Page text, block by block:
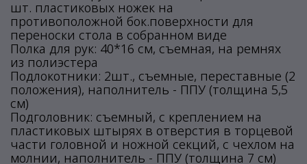
шт. пластиковых ножек на
противоположной бок.поверхности для
переноски стола в собранном виде
Полка для рук: 40*16 см, съемная, на ремнях
из полиэстера
Подлокотники: 2шт., съемные, переставные (2
положения), наполнитель - ППУ (толщина 5,5
см)
Подголовник: съемный, с креплением на
пластиковых штырях в отверстия в торцевой
части головной и ножной секций, с чехлом на
молнии, наполнитель - ППУ (толщина 7 см)